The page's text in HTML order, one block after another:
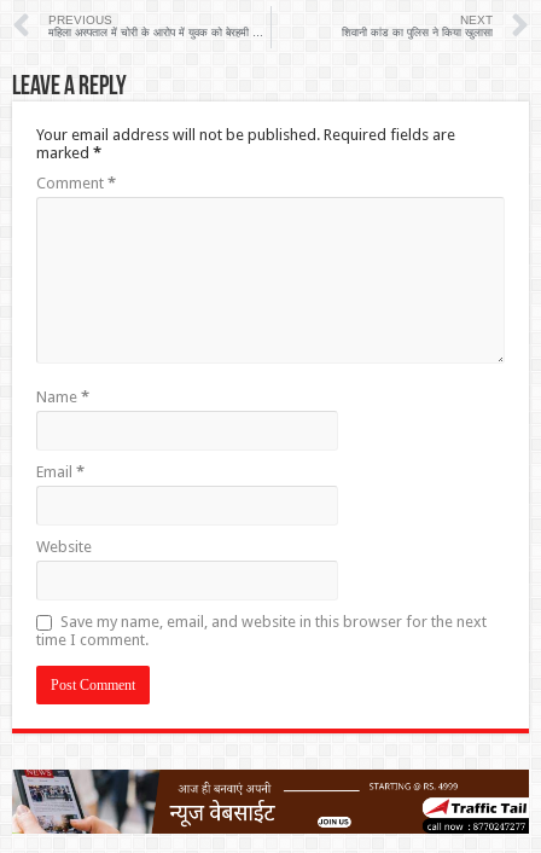
PREVIOUS
महिला अस्पताल में चोरी के आरोप में युवक को बेरहमी से पीटा
NEXT
शिवानी कांड का पुलिस ने किया खुलासा
Leave a Reply
Your email address will not be published. Required fields are
marked *
Comment *
Name *
Email *
Website
Save my name, email, and website in this browser for the next
time I comment.